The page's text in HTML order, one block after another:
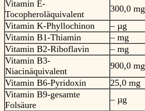
Vitamin E-
Tocopheroläquivalent
300,0 mg
Vitamin K-Phyllochinon
– µg
Vitamin B1-Thiamin
– mg
Vitamin B2-Riboflavin
– mg
Vitamin B3-
Niacinäquivalent
900,0 mg
Vitamin B6-Pyridoxin
25,0 mg
Vitamin B9-gesamte
Folsäure
– µg